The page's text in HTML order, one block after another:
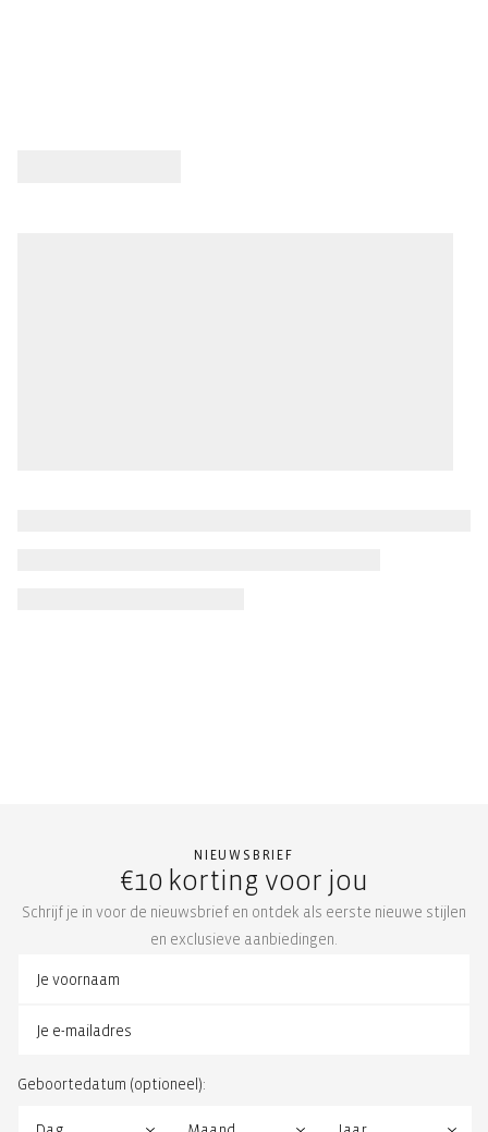
NIEUWSBRIEF
€10 korting voor jou
Schrijf je in voor de nieuwsbrief en ontdek als eerste nieuwe stijlen
en exclusieve aanbiedingen.
Geboortedatum (optioneel):